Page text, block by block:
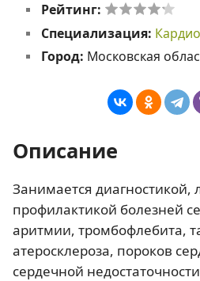
Рейтинг:
Специализация:
Город: Московская
Описание
Занимается диагностикой,
профилактикой болезней
аритмии, тромбофлебита,
атеросклероза, пороков
сердечной